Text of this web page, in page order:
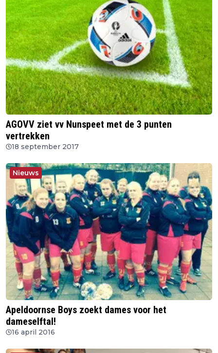
AGOVV ziet vv Nunspeet met de 3 punten
vertrekken
18 september 2017
Nieuws
Apeldoornse Boys zoekt dames voor het
dameselftal!
16 april 2016